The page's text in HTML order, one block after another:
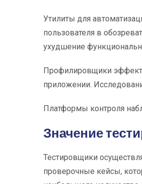
Утилиты для
пользователя в
ухудшение
Профилировщики
приложении.
Платформы контроля
Значение
Тестировщики
проверочные кейсы,